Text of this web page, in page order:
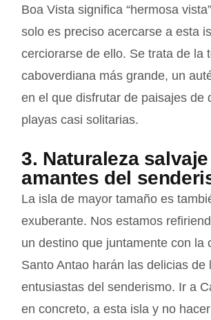
Boa Vista significa “hermosa
solo es preciso acercarse a esta
cerciorarse de ello. Se trata de la
caboverdiana más grande, un
en el que disfrutar de paisajes de
playas casi solitarias.
3. Naturaleza
amantes del
La isla de mayor tamaño es
exuberante. Nos estamos
un destino que juntamente con la
Santo Antao harán las delicias de
entusiastas del senderismo. Ir a
en concreto, a esta isla y no